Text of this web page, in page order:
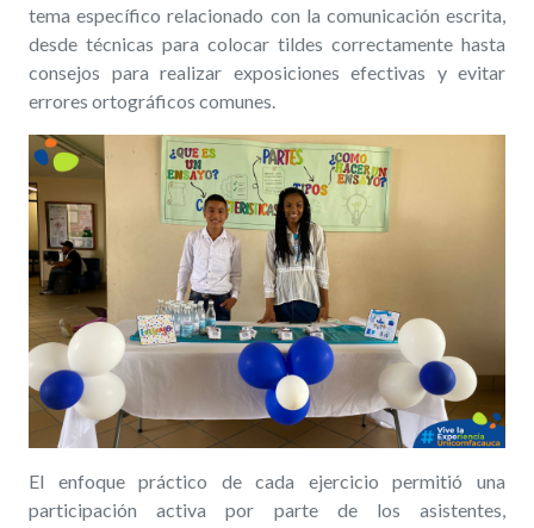
tema específico relacionado con la comunicación escrita,
desde técnicas para colocar tildes correctamente hasta
consejos para realizar exposiciones efectivas y evitar
errores ortográficos comunes.
El enfoque práctico de cada ejercicio permitió una
participación activa por parte de los asistentes,